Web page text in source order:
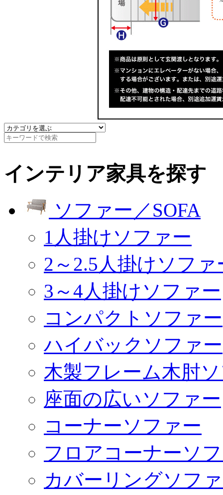
インテリア家具を探す
ソファー／SOFA
1人掛けソファー
2～2.5人掛けソファ
3～4人掛けソファー
コンパクトソファー
ハイバックソファー
木製フレーム木肘
座面の広いソファー
コーナーソファー
フロアコーナーソ
カバーリングソフ